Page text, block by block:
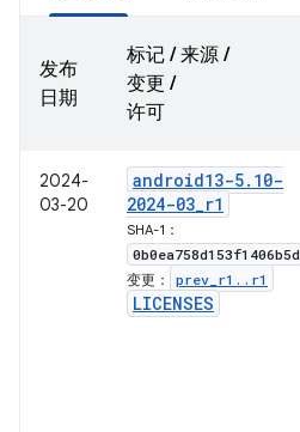
发布
日期
标记 / 来源 /
变更 /
许可
2024-
03-20
android13-5. 10-
2024-03_r1
SHA-1：
0b0ea758d153f1406b5d
变更： prev r1 . . r1
LICENSES